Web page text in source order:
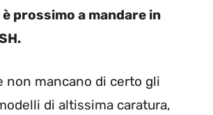
prossimo a mandare in
non mancano di certo gli
di altissima caratura,